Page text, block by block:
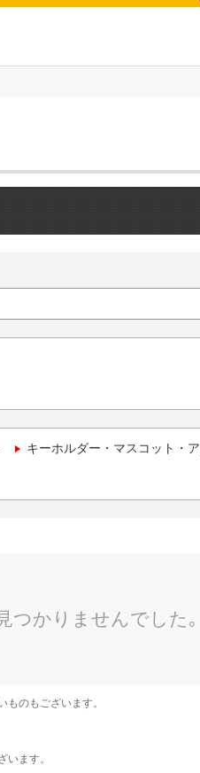
キーホルダー・マスコット・